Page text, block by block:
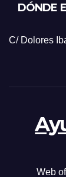
DÓNDE
C/ Dolores
Web